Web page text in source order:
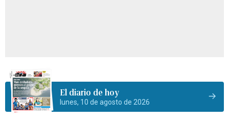
El diario de hoy
lunes, 10 de agosto de 2026